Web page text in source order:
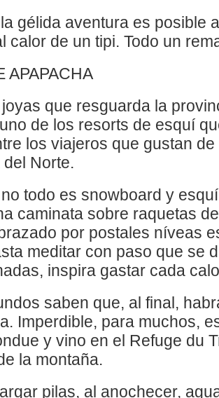
gélida aventura es posible
calor de un tipi. Todo un
APAPACHA
que resguarda la
de los resorts de esquí
los viajeros que gustan
Norte.
todo es snowboard y
caminata sobre raquetas
por postales níveas
meditar con paso que se
inspira gastar cada
saben que, al final,
Imperdible, para muchos,
y vino en el Refuge du
la montaña.
pilas, al anochecer,